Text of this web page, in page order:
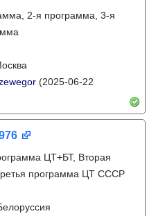
2-я программа, 3-я
(2025-06-22
ЦТ+БТ, Вторая
программа ЦТ ССCР